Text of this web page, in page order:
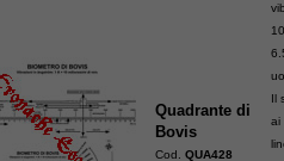
Quadrante di
Bovis
Cod.QUA428
Il
ai